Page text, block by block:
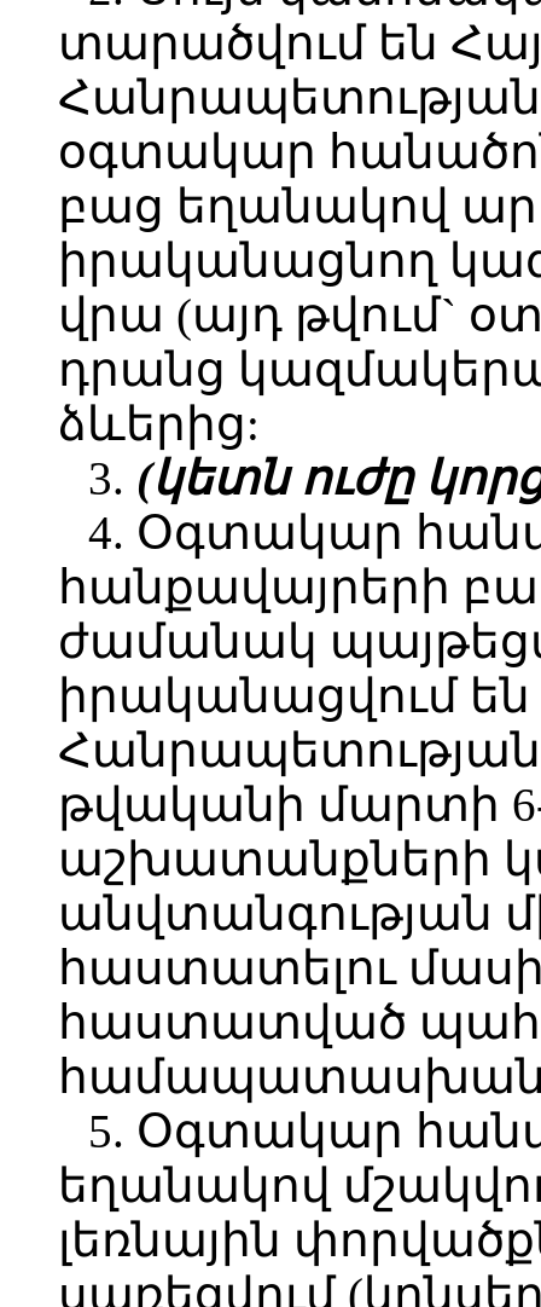
տարածվում են
օգտակար
բաց եղանակով
իրականացնող
վրա (այդ թվում`
դրանց
ձևերից:
3. (կետն ուժը
4. Օգտակար
հանքավայրերի
ժամանակ
իրականացվում
Հանրապետության
թվականի մարտի
աշխատանքների
անվտանգության
հաստատելու
հաստատված
5. Օգտակար
եղանակով
լեռնային
սառեցվում